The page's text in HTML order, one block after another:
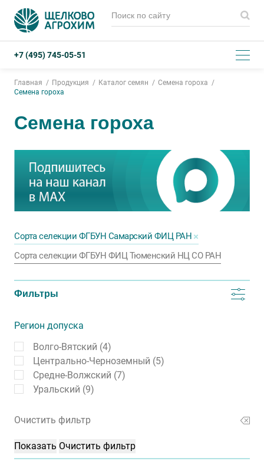
+7 (495) 745-05-51
Главная Продукция Каталог семян
Семена гороха
Семена гороха
Семена гороха
Сорта селекции ФГБУН Самарский ФИЦ РАН
Сорта селекции ФГБУН ФИЦ Тюменский НЦ СО РАН
Фильтры
Регион допуска
Волго-Вятский (4)
Центрально-Черноземный (5)
Средне-Волжский (7)
Уральский (9)
Очистить фильтр